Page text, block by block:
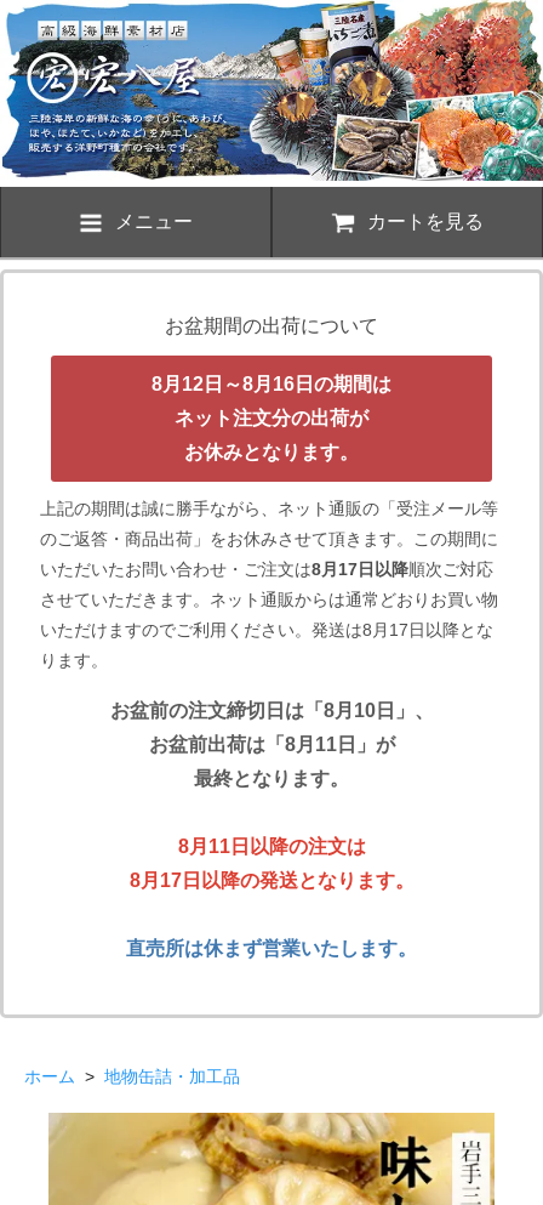
メニュー カートを見る
お盆期間の出荷について
8月12日～8月16日の期間は
ネット注文分の出荷が
お休みとなります。
上記の期間は誠に勝手ながら、ネット通販の「受注メール等
のご返答・商品出荷」をお休みさせて頂きます。この期間に
いただいたお問い合わせ・ご注文は8月17日以降順次ご対応
させていただきます。ネット通販からは通常どおりお買い物
いただけますのでご利用ください。発送は8月17日以降とな
ります。
お盆前の注文締切日は「8月10日」、
お盆前出荷は「8月11日」が
最終となります。
8月11日以降の注文は
8月17日以降の発送となります。
直売所は休まず営業いたします。
ホーム > 地物缶詰・加工品